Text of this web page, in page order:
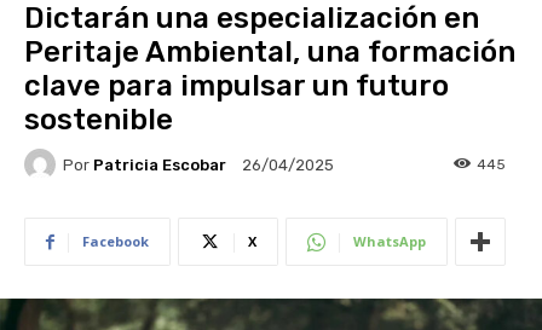
Dictarán una especialización en
Peritaje Ambiental, una formación
clave para impulsar un futuro
sostenible
Por Patricia Escobar 26/04/2025 445
Facebook X WhatsApp